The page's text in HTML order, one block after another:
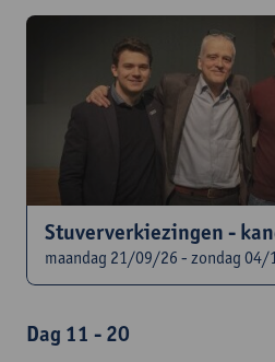
Stuververkiezingen -
maandag 21/09/26 - zondag
Dag 11 - 20